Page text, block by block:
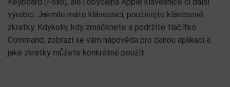
výrobci. Jakmile máte klávesnici, používejte klávesové
zkratky. Kdykoliv, kdy zmáčknete a podržíte tlačítko
Command, zobrazí se vám nápověda pro danou aplikaci a
jaké zkratky můžete konkrétně použít.